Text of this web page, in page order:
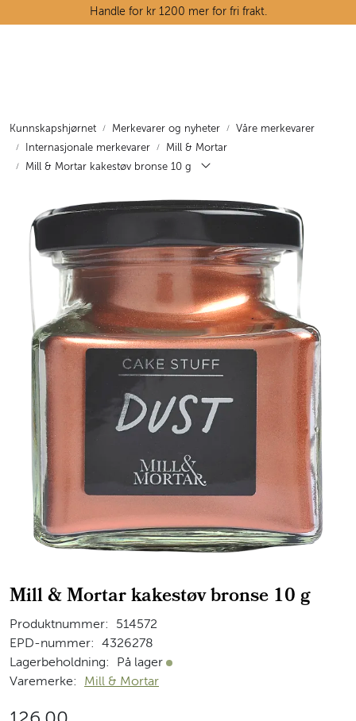
Skip to main contentHandle for kr 1200 mer for fri frakt.
Kunnskapshjørnet Merkevarer og nyheter
Våre merkevarer
Internasjonale merkevarer
Mill & Mortar
Mill & Mortar kakestøv bronse 10 g
Mill & Mortar kakestøv bronse 10 g
Produktnummer:
514572
EPD-nummer:
4326278
Lagerbeholdning:
På lager På lager
Varemerke: Mill & Mortar
Tørrvarehylla
Oppskrifter
Kunnskapshjørnet